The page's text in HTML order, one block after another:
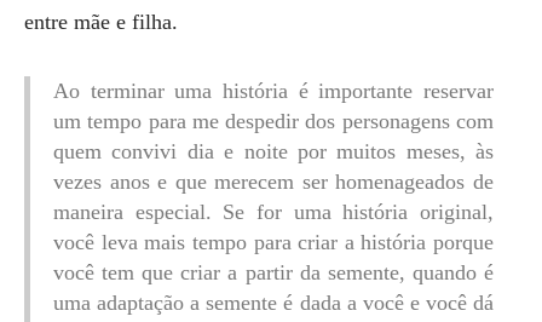
entre mãe e filha.
Ao terminar uma história é importante reservar
um tempo para me despedir dos personagens com
quem convivi dia e noite por muitos meses, às
vezes anos e que merecem ser homenageados de
maneira especial. Se for uma história original,
você leva mais tempo para criar a história porque
você tem que criar a partir da semente, quando é
uma adaptação a semente é dada a você e você dá